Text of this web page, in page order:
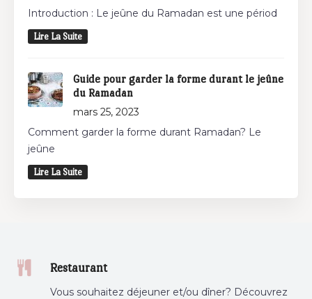
Introduction : Le jeûne du Ramadan est une périod
Lire La Suite
Guide pour garder la forme durant le jeûne
du Ramadan
mars 25, 2023
Comment garder la forme durant Ramadan? Le
jeûne
Lire La Suite
Restaurant
Vous souhaitez déjeuner et/ou dîner? Découvrez